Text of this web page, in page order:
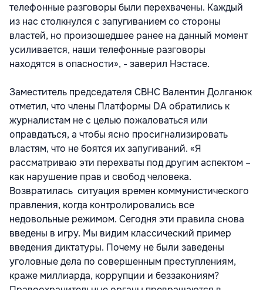
телефонные разговоры были перехвачены. Каждый
из нас столкнулся с запугиванием со стороны
властей, но произошедшее ранее на данный момент
усиливается, наши телефонные разговоры
находятся в опасности», - заверил Нэстасе.
Заместитель председателя СВНС Валентин Долганюк
отметил, что члены Платформы DA обратились к
журналистам не с целью пожаловаться или
оправдаться, а чтобы ясно просигнализировать
властям, что не боятся их запугиваний. «Я
рассматриваю эти перехваты под другим аспектом –
как нарушение прав и свобод человека.
Возвратилась ситуация времен коммунистического
правления, когда контролировались все
недовольные режимом. Сегодня эти правила снова
введены в игру. Мы видим классический пример
введения диктатуры. Почему не были заведены
уголовные дела по совершенным преступлениям,
краже миллиарда, коррупции и беззакониям?